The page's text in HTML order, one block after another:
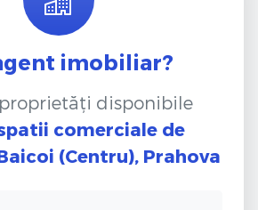
imobiliar?
disponibile
comerciale de
(Centru), Prahova